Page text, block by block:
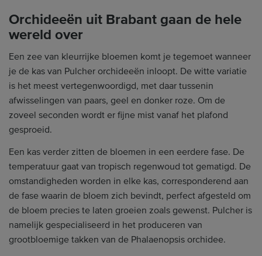
Orchideeën uit Brabant gaan de hele
wereld over
Een zee van kleurrijke bloemen komt je tegemoet wanneer
je de kas van Pulcher orchideeën inloopt. De witte variatie
is het meest vertegenwoordigd, met daar tussenin
afwisselingen van paars, geel en donker roze. Om de
zoveel seconden wordt er fijne mist vanaf het plafond
gesproeid.
Een kas verder zitten de bloemen in een eerdere fase. De
temperatuur gaat van tropisch regenwoud tot gematigd. De
omstandigheden worden in elke kas, corresponderend aan
de fase waarin de bloem zich bevindt, perfect afgesteld om
de bloem precies te laten groeien zoals gewenst. Pulcher is
namelijk gespecialiseerd in het produceren van
grootbloemige takken van de Phalaenopsis orchidee.